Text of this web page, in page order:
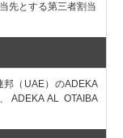
先とする第三者割当
邦（UAE）のADEKA
ADEKA AL OTAIBA